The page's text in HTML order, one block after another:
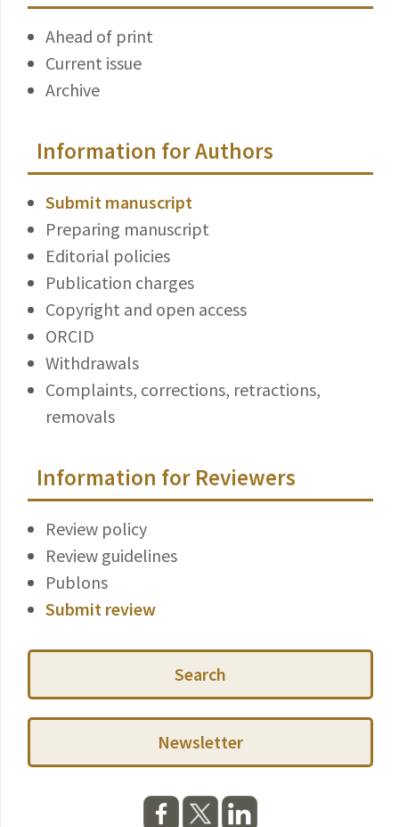
Ahead of print
Current issue
Archive
Information for Authors
Submit manuscript
Preparing manuscript
Editorial policies
Publication charges
Copyright and open access
ORCID
Withdrawals
Complaints, corrections, retractions,
removals
Information for Reviewers
Review policy
Review guidelines
Publons
Submit review
Search
Newsletter